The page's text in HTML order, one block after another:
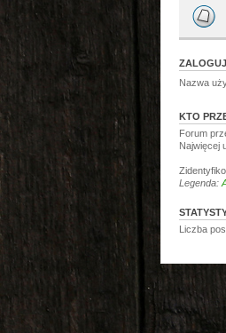
ZALOGUJ
Nazwa
KTO
Forum
Najwięcej
Legenda:
Liczba